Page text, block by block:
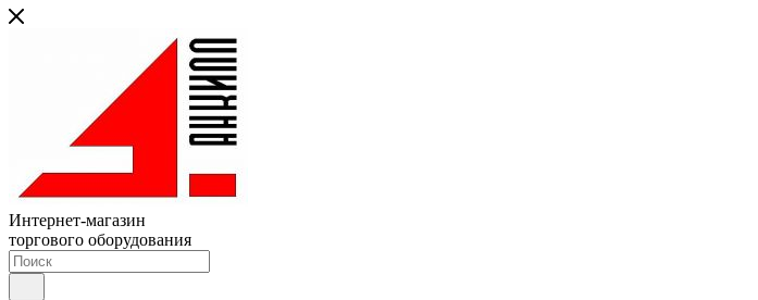
Интернет-магазин
торгового оборудования